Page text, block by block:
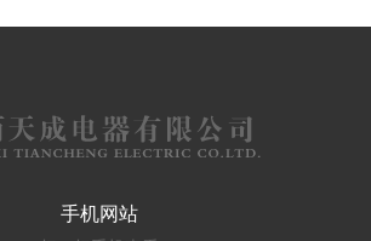
手机网站